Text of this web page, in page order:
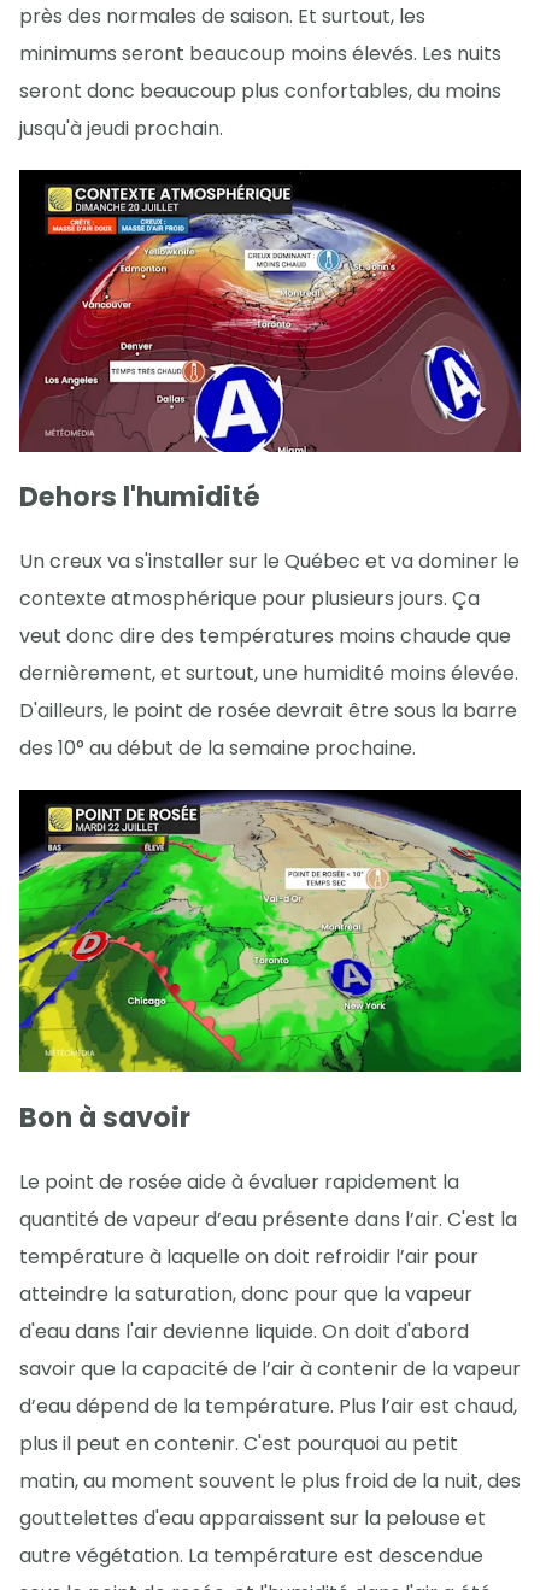
près des normales de saison. Et surtout, les
minimums seront beaucoup moins élevés. Les nuits
seront donc beaucoup plus confortables, du moins
jusqu'à jeudi prochain.
Dehors l'humidité
Un creux va s'installer sur le Québec et va dominer le
contexte atmosphérique pour plusieurs jours. Ça
veut donc dire des températures moins chaude que
dernièrement, et surtout, une humidité moins élevée.
D'ailleurs, le point de rosée devrait être sous la barre
des 10° au début de la semaine prochaine.
Bon à savoir
Le point de rosée aide à évaluer rapidement la
quantité de vapeur d’eau présente dans l’air. C'est la
température à laquelle on doit refroidir l’air pour
atteindre la saturation, donc pour que la vapeur
d'eau dans l'air devienne liquide. On doit d'abord
savoir que la capacité de l’air à contenir de la vapeur
d’eau dépend de la température. Plus l’air est chaud,
plus il peut en contenir. C'est pourquoi au petit
matin, au moment souvent le plus froid de la nuit, des
gouttelettes d'eau apparaissent sur la pelouse et
autre végétation. La température est descendue